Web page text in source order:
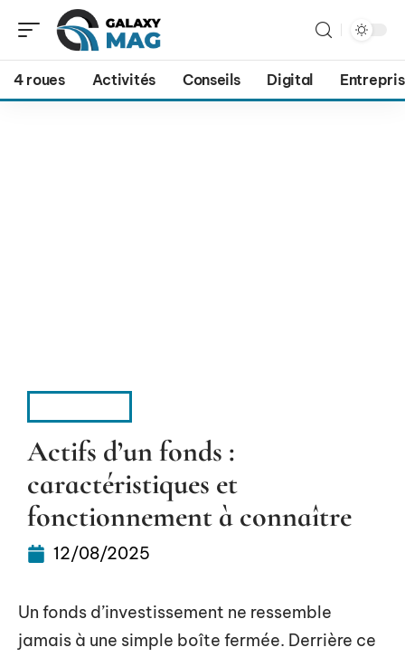
4 roues Activités Conseils Digital
Actifs d’un fonds :
caractéristiques et
fonctionnement à connaître
12/08/2025
Un fonds d’investissement ne ressemble
jamais à une simple boîte fermée. Derrière ce